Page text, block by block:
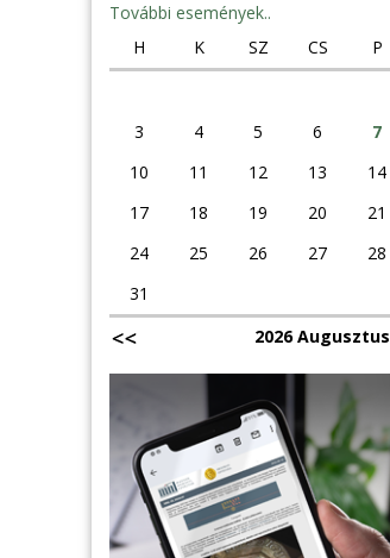
További események..
H
K SZ CS P
3
4 5 6 7
10
11 12 13 14
17
18 19 20 21
24
25 26 27 28
31
2026 Augusztus